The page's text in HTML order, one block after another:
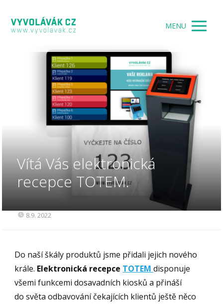
MENU
Vítá Vás elektronická
recepce TOTEM.
8.9. 2022
Do naší škály produktů jsme přidali jejich nového
krále. Elektronická recepce TOTEM disponuje
všemi funkcemi dosavadních kiosků a přináší
do světa odbavování čekajících klientů ještě něco